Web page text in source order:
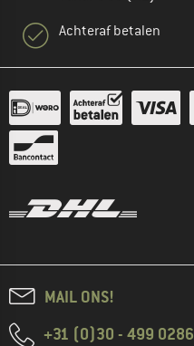
Achteraf betalen
MAIL ONS!
+31 (0)30 - 499 0286